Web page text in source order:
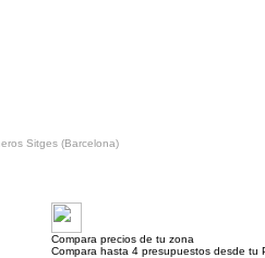
Sitges (Barcelona)
Compara precios de tu zona
Compara hasta 4 presupuestos desde tu